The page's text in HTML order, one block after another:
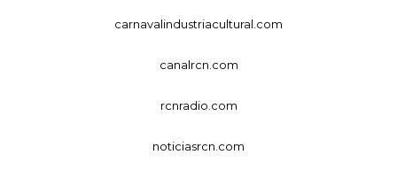
carnavalindustriacultural.com
canalrcn.com
rcnradio.com
noticiasrcn.com